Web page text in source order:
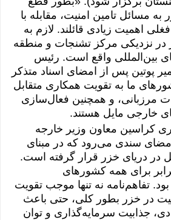
مسائل تامین امنیت، مقابله با
اهمیت زیادی قائلند. لازم به
نزدیکی مرکز تشنجات و منطقه
بین‌المللی واقع است. رئیس
پوتین پس از امضای اسناد متذکر
ما به تقویت همکاری متقابل
مرزبانی، و همچنین فعال‌سازی
خارجی مایل هستند.
کراسین معاون وزیر خارجه
سندی می‌رود که در مبنای
در دریای خزر قرار گرفته است.
برای همه کشورهای
تفاهم‌نامه نه تنها موجب تقویت
در خزر بطور کلی، حتی باعث
جذابیت سرمایه‌گذاری و توان